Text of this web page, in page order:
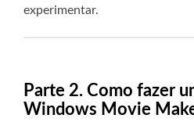
experimentar.
Parte 2. Como fazer
Windows Movie